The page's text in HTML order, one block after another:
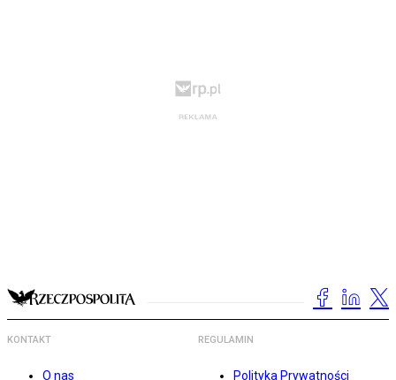
KONTAKT
O nas
REGULAMIN
Polityka Prywatności